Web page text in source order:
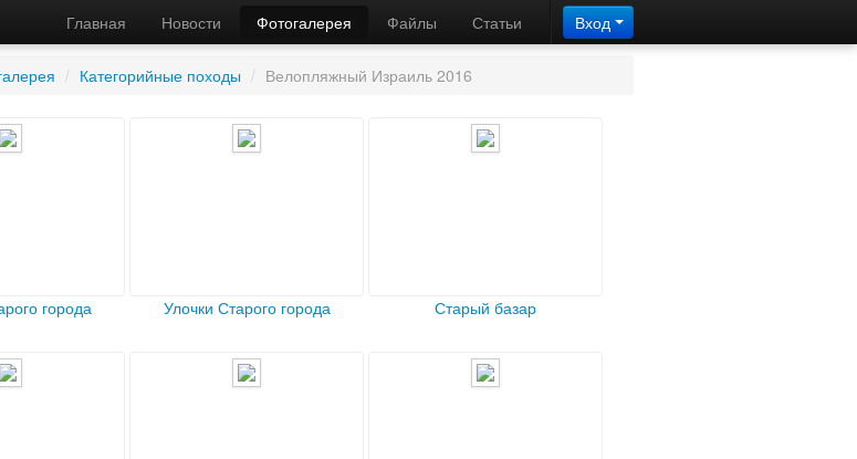
Вход
Главная Новости Фотогалерея Файлы Статьи
/ Категорийные походы / Велопляжный Израиль 2016
города Улочки Старого города Старый базар